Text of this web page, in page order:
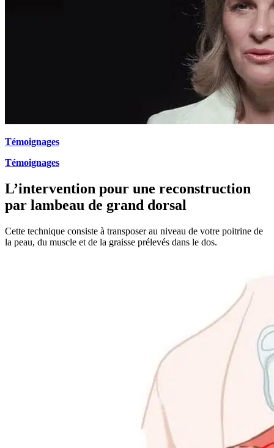
Témoignages
Témoignages
L’intervention pour une reconstruction
par lambeau de grand dorsal
Cette technique consiste à transposer au niveau de votre poitrine de
la peau, du muscle et de la graisse prélevés dans le dos.